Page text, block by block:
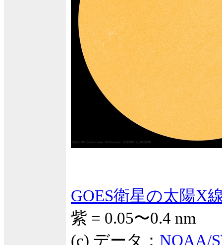
GOES衛星の太陽X
紫 = 0.05〜0.4 nm
(c) データ： NOAA/